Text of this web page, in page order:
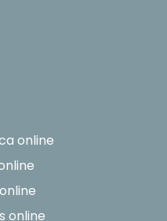
online
online